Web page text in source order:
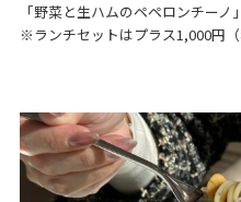
「野菜と生ハムのペペロンチー
※ランチセットはプラス1,000円（